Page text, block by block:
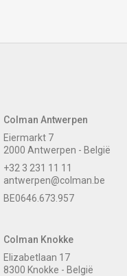
Colman Antwerpen
Eiermarkt 7
2000 Antwerpen - België
+32 3 231 11 11
antwerpen@colman.be
BE0646.673.957
Colman Knokke
Elizabetlaan 17
8300 Knokke - België